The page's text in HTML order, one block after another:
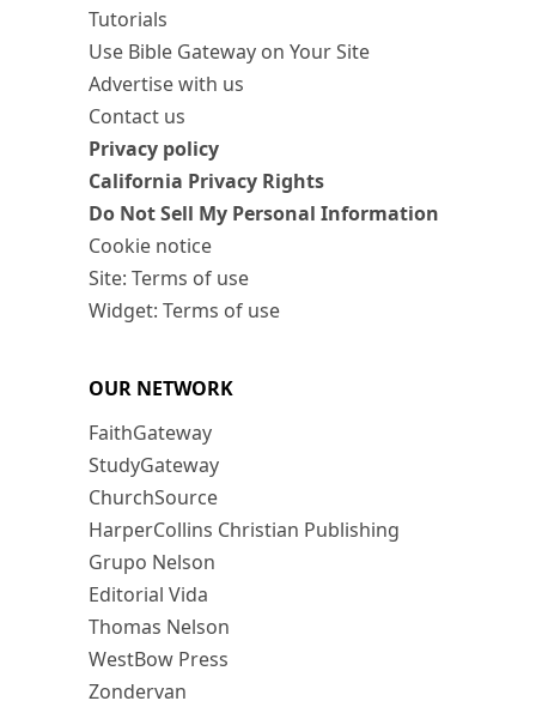
Tutorials
Use Bible Gateway on Your Site
Advertise with us
Contact us
Privacy policy
California Privacy Rights
Do Not Sell My Personal Information
Cookie notice
Site: Terms of use
Widget: Terms of use
OUR NETWORK
FaithGateway
StudyGateway
ChurchSource
HarperCollins Christian Publishing
Grupo Nelson
Editorial Vida
Thomas Nelson
WestBow Press
Zondervan